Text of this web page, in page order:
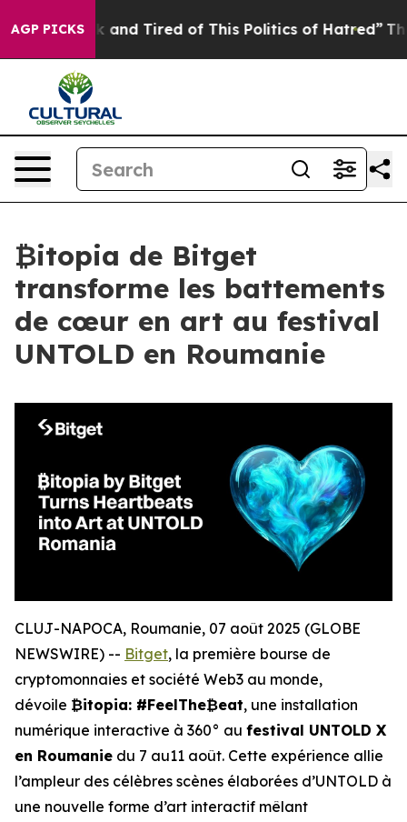
AGP PICKS
Sick and Tired of This Politics of Hatred” The Story
₿itopia de Bitget
transforme les battements
de cœur en art au festival
UNTOLD en Roumanie
CLUJ-NAPOCA, Roumanie, 07 août 2025 (GLOBE
NEWSWIRE) -- Bitget, la première bourse de
cryptomonnaies et société Web3 au monde,
dévoile ₿itopia: #FeelThe₿eat, une installation
numérique interactive à 360° au festival UNTOLD X
en Roumanie du 7 au11 août. Cette expérience allie
l’ampleur des célèbres scènes élaborées d’UNTOLD à
une nouvelle forme d’art interactif mêlant